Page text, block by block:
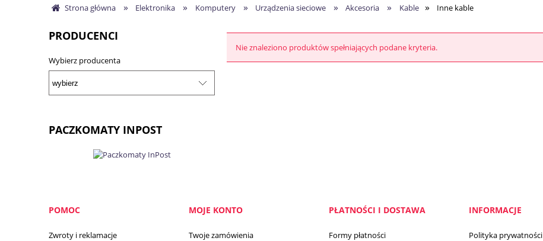
Strona główna » Elektronika » Komputery » Urządzenia sieciowe » Akcesoria » Kable » Inne kable
PRODUCENCI
Wybierz producenta
PACZKOMATY INPOST
Nie znaleziono produktów spełniających podane kryteria.
POMOC
Zwroty i reklamacje
MOJE KONTO
Twoje zamówienia
PŁATNOŚCI I DOSTAWA
Formy płatności
INFORMACJE
Polityka prywatności